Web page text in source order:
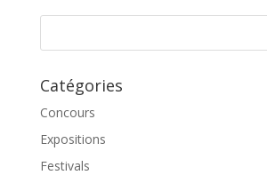
Catégories
Concours
Expositions
Festivals